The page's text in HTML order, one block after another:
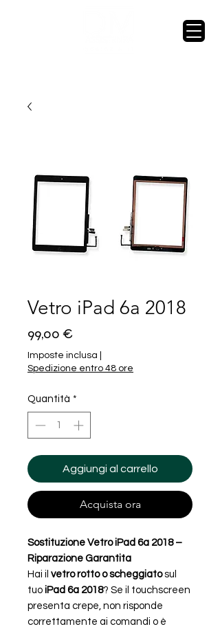
Vetro iPad 6a 2018
99,00 €
Imposte inclusa
Spedizione entro 48 ore
Quantità *
Aggiungi al carrello
Acquista ora
Sostituzione Vetro iPad 6a 2018 –
Riparazione Garantita
Hai il vetro rotto o scheggiatosul
tuo iPad 6a 2018? Se il touchscreen
presenta crepe, non risponde
correttamente ai comandi o è